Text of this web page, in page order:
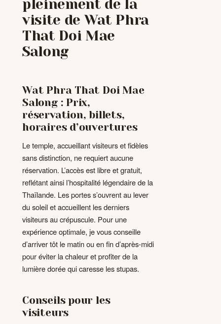
pleinement de la
visite de Wat Phra
That Doi Mae
Salong
Wat Phra That Doi Mae
Salong : Prix,
réservation, billets,
horaires d’ouvertures
Le temple, accueillant visiteurs et fidèles
sans distinction, ne requiert aucune
réservation. L’accès est libre et gratuit,
reflétant ainsi l’hospitalité légendaire de la
Thaïlande. Les portes s’ouvrent au lever
du soleil et accueillent les derniers
visiteurs au crépuscule. Pour une
expérience optimale, je vous conseille
d’arriver tôt le matin ou en fin d’après-midi
pour éviter la chaleur et profiter de la
lumière dorée qui caresse les stupas.
Conseils pour les
visiteurs